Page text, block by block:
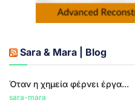
Sara & Mara | Blog
Όταν η χημεία φέρνει έργα...
sara-mara